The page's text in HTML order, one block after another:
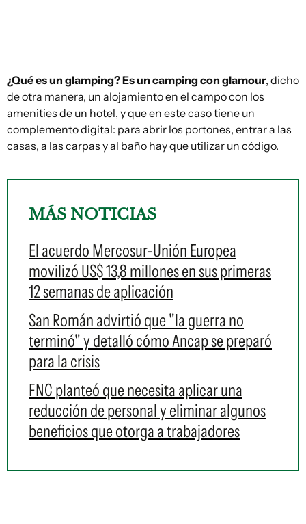
¿Qué es un glamping? Es un camping con glamour, dicho
de otra manera, un alojamiento en el campo con los
amenities de un hotel, y que en este caso tiene un
complemento digital: para abrir los portones, entrar a las
casas, a las carpas y al baño hay que utilizar un código.
MÁS NOTICIAS
El acuerdo Mercosur-Unión Europea
movilizó US$ 13,8 millones en sus primeras
12 semanas de aplicación
San Román advirtió que "la guerra no
terminó" y detalló cómo Ancap se preparó
para la crisis
FNC planteó que necesita aplicar una
reducción de personal y eliminar algunos
beneficios que otorga a trabajadores